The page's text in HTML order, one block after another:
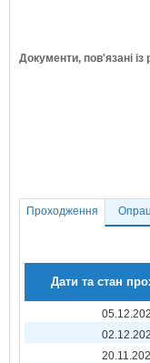
Документи, пов'язані із
Проходження
Дати та стан